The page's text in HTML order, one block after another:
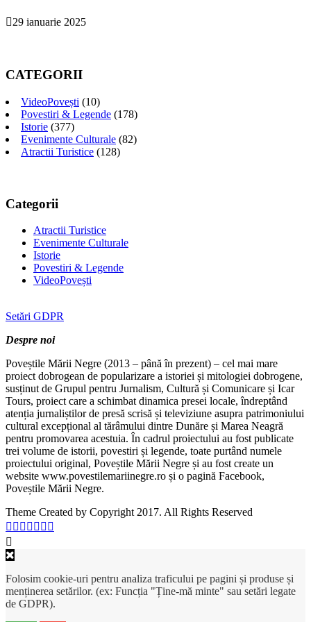
29 ianuarie 2025
CATEGORII
VideoPovești (10)
Povestiri & Legende (178)
Istorie (377)
Evenimente Culturale (82)
Atractii Turistice (128)
Categorii
Atractii Turistice
Evenimente Culturale
Istorie
Povestiri & Legende
VideoPovești
Setări GDPR
Despre noi
Poveștile Mării Negre (2013 – până în prezent) – cel mai mare
proiect dobrogean de popularizare a istoriei și mitologiei dobrogene,
susținut de Grupul pentru Jurnalism, Cultură și Comunicare și Icar
Tours, proiect care a schimbat dinamica presei locale, îndreptând
atenția jurnaliștilor de presă scrisă și televiziune asupra patrimoniului
cultural excepțional al tărâmului dintre Dunăre și Marea Neagră
pentru promovarea acestuia. În cadrul proiectului au fost publicate
trei volume de istorii, povestiri și legende, toate purtând numele
proiectului original, Poveștile Mării Negre și au fost create un
website www.povestilemariinegre.ro și o pagină Facebook,
Poveștile Mării Negre.
Theme Created by Copyright 2017. All Rights Reserved
Folosim cookie-uri pentru analiza traficului pe pagini și produse și
menținerea setărilor. (ex: Funcția "Ține-mă minte" sau setări legate
de GDPR).